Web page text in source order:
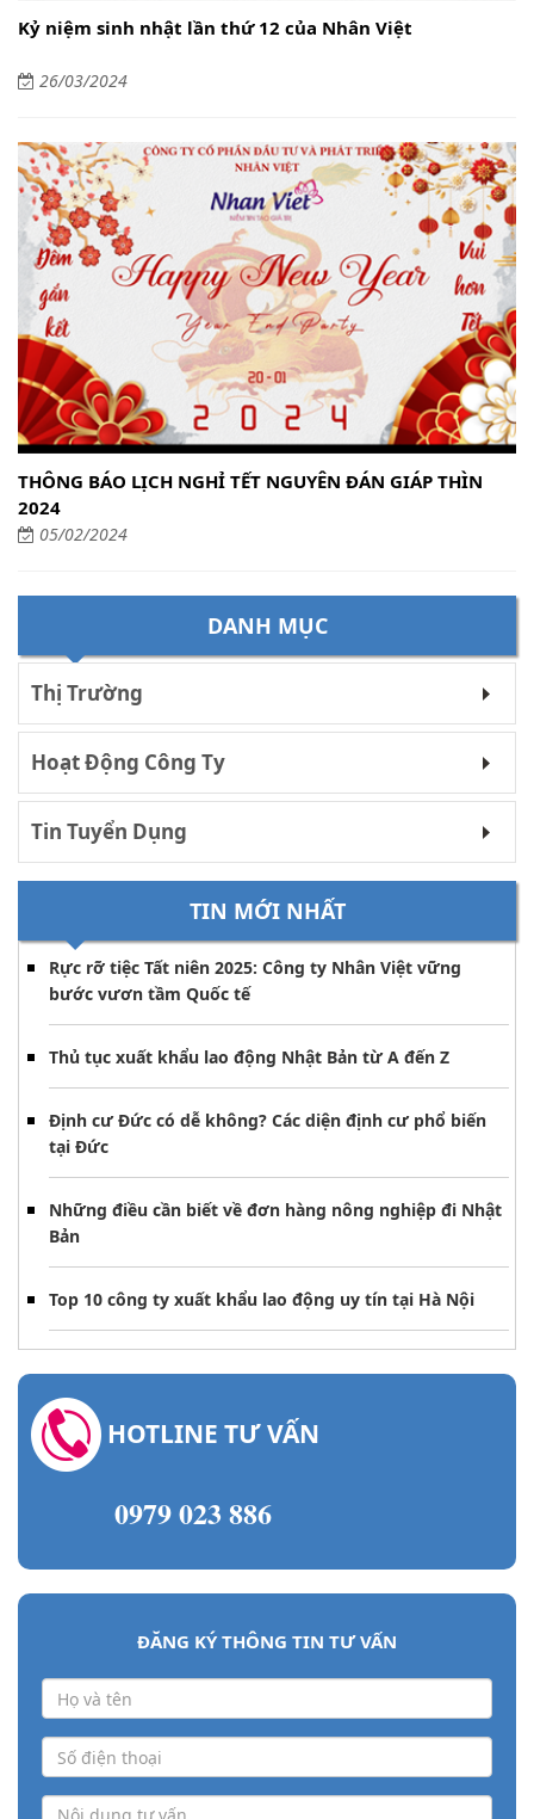
Kỷ niệm sinh nhật lần thứ 12 của Nhân Việt
26/03/2024
THÔNG BÁO LỊCH NGHỈ TẾT NGUYÊN ĐÁN GIÁP THÌN
2024
05/02/2024
DANH MỤC
Thị Trường
Hoạt Động Công Ty
Tin Tuyển Dụng
TIN MỚI NHẤT
Rực rỡ tiệc Tất niên 2025: Công ty Nhân Việt vững
bước vươn tầm Quốc tế
Thủ tục xuất khẩu lao động Nhật Bản từ A đến Z
Định cư Đức có dễ không? Các diện định cư phổ biến
tại Đức
Những điều cần biết về đơn hàng nông nghiệp đi Nhật
Bản
Top 10 công ty xuất khẩu lao động uy tín tại Hà Nội
HOTLINE TƯ VẤN
0979 023 886
ĐĂNG KÝ THÔNG TIN TƯ VẤN